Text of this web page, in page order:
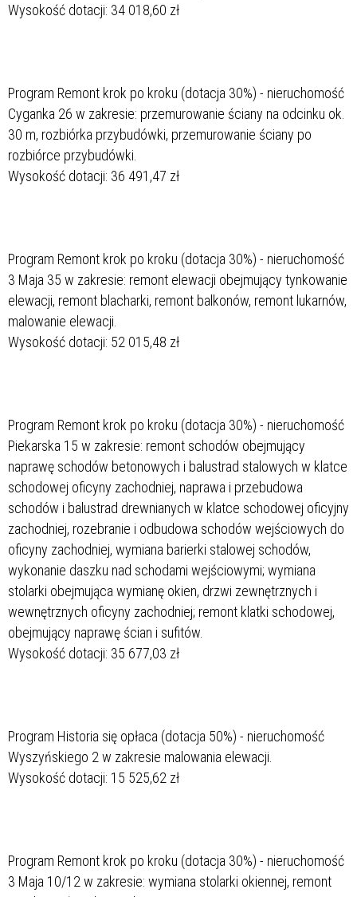
Wysokość dotacji: 34 018,60 zł
Program Remont krok po kroku (dotacja 30%) - nieruchomość
Cyganka 26 w zakresie: przemurowanie ściany na odcinku ok.
30 m, rozbiórka przybudówki, przemurowanie ściany po
rozbiórce przybudówki.
Wysokość dotacji: 36 491,47 zł
Program Remont krok po kroku (dotacja 30%) - nieruchomość
3 Maja 35 w zakresie: remont elewacji obejmujący tynkowanie
elewacji, remont blacharki, remont balkonów, remont lukarnów,
malowanie elewacji.
Wysokość dotacji: 52 015,48 zł
Program Remont krok po kroku (dotacja 30%) - nieruchomość
Piekarska 15 w zakresie: remont schodów obejmujący
naprawę schodów betonowych i balustrad stalowych w klatce
schodowej oficyny zachodniej, naprawa i przebudowa
schodów i balustrad drewnianych w klatce schodowej oficyjny
zachodniej, rozebranie i odbudowa schodów wejściowych do
oficyny zachodniej, wymiana barierki stalowej schodów,
wykonanie daszku nad schodami wejściowymi; wymiana
stolarki obejmująca wymianę okien, drzwi zewnętrznych i
wewnętrznych oficyny zachodniej; remont klatki schodowej,
obejmujący naprawę ścian i sufitów.
Wysokość dotacji: 35 677,03 zł
Program Historia się opłaca (dotacja 50%) - nieruchomość
Wyszyńskiego 2 w zakresie malowania elewacji.
Wysokość dotacji: 15 525,62 zł
Program Remont krok po kroku (dotacja 30%) - nieruchomość
3 Maja 10/12 w zakresie: wymiana stolarki okiennej, remont